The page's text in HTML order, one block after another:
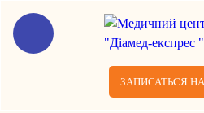
ЗАПИСАТЬСЯ